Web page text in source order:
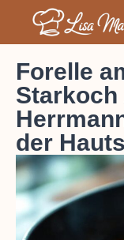
Forelle
Starkoch
der